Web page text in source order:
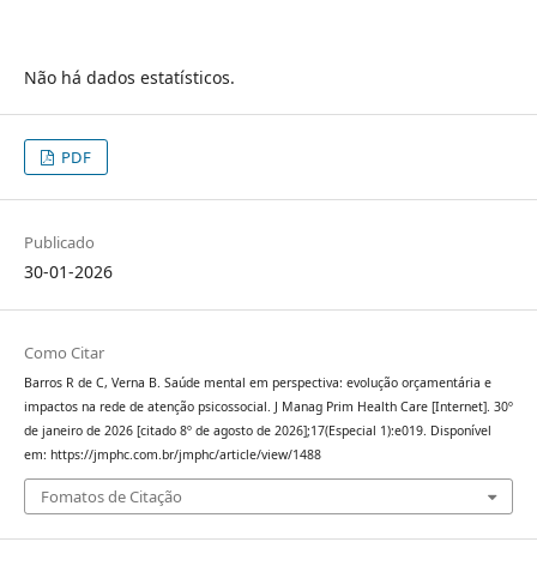
Não há dados estatísticos.
PDF
Publicado
30-01-2026
Como Citar
Barros R de C, Verna B. Saúde mental em perspectiva: evolução orçamentária e
impactos na rede de atenção psicossocial. J Manag Prim Health Care [Internet]. 30º
de janeiro de 2026 [citado 8º de agosto de 2026];17(Especial 1):e019. Disponível
em: https://jmphc.com.br/jmphc/article/view/1488
Fomatos de Citação